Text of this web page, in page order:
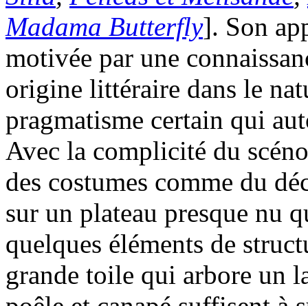
Madama Butterfly]. Son
motivée par une
origine littéraire dans le
pragmatisme certain qui
Avec la complicité du
des costumes comme du
sur un plateau presque nu
quelques éléments de
grande toile qui arbore un